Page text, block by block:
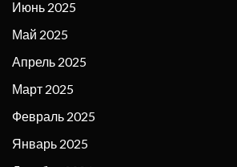
Июнь 2025
Май 2025
Апрель 2025
Март 2025
Февраль 2025
Январь 2025